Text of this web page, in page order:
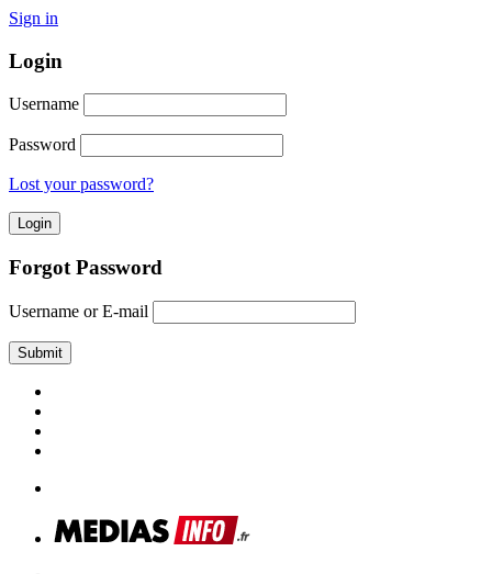
Sign in
Login
Username
Password
Lost your password?
Forgot Password
Username or E-mail